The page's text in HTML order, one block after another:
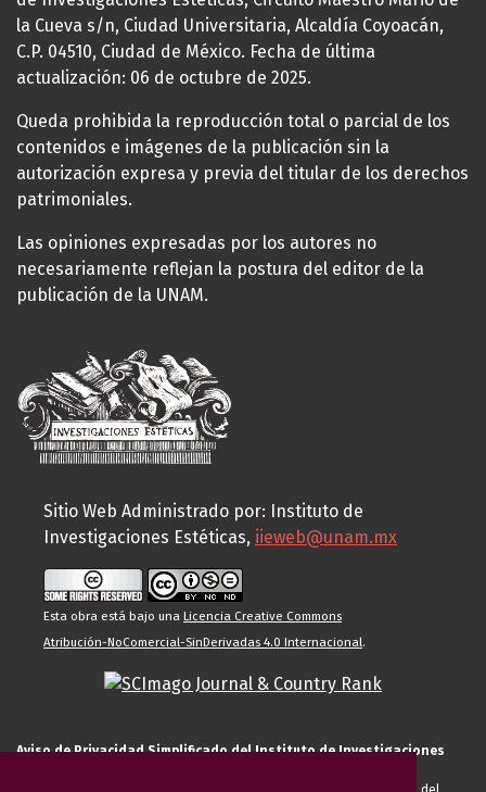
la Cueva s/n, Ciudad Universitaria, Alcaldía Coyoacán,
C.P. 04510, Ciudad de México. Fecha de última
actualización: 06 de octubre de 2025.
Queda prohibida la reproducción total o parcial de los
contenidos e imágenes de la publicación sin la
autorización expresa y previa del titular de los derechos
patrimoniales.
Las opiniones expresadas por los autores no
necesariamente reflejan la postura del editor de la
publicación de la UNAM.
Sitio Web Administrado por: Instituto de
Investigaciones Estéticas, iieweb@unam.mx
Esta obra está bajo una Licencia Creative Commons
Atribución-NoComercial-SinDerivadas 4.0 Internacional.
Aviso de Privacidad Simplificado del Instituto de Investigaciones